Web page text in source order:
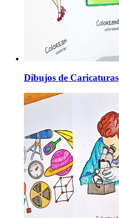
Dibujos de Caricaturas